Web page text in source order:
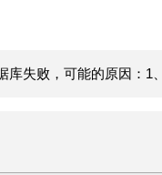
库失败，可能的原因：1